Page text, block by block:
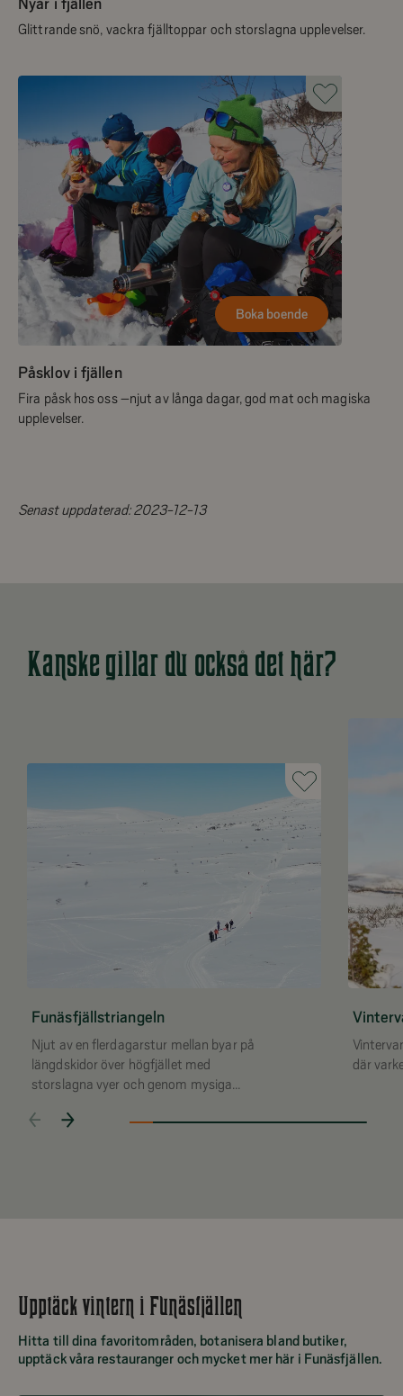
Nyår i fjällen
Glittrande snö, vackra fjälltoppar och storslagna upplevelser.
Boka boende
Påsklov i fjällen
Fira påsk hos oss –njut av långa dagar, god mat och magiska
upplevelser.
Senast uppdaterad:2023-12-13
Kanske gillar du också det här?
Funäsfjällstriangeln
Njut av en flerdagarstur mellan byar på
längdskidor över högfjället med
storslagna vyer och genom mysiga
där
Upptäck vintern i Funäsfjällen
Hitta till dina favoritområden, botanisera bland butiker,
upptäck våra restauranger och mycket mer här i Funäsfjällen.